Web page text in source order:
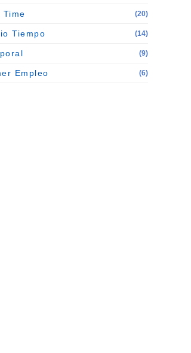
Time (20)
Tiempo (14)
(9)
Empleo (6)